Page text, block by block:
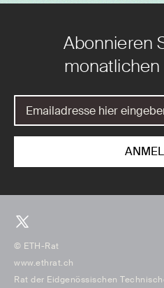
Abonnieren
© ETH-Rat
www.ethrat.ch
Rat der Eidgenössischen